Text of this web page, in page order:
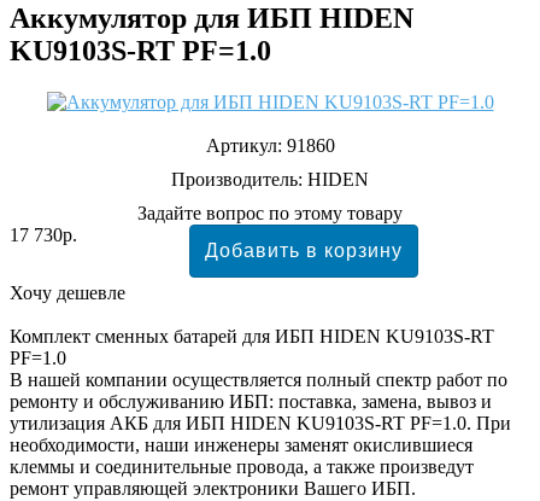
Аккумулятор для ИБП HIDEN
KU9103S-RT PF=1.0
Артикул: 91860
Производитель: HIDEN
Задайте вопрос по этому товару
17 730р.
Хочу дешевле
Комплект сменных батарей для ИБП HIDEN KU9103S-RT
PF=1.0
В нашей компании осуществляется полный спектр работ по
ремонту и обслуживанию ИБП: поставка, замена, вывоз и
утилизация АКБ для ИБП HIDEN KU9103S-RT PF=1.0. При
необходимости, наши инженеры заменят окислившиеся
клеммы и соединительные провода, а также произведут
ремонт управляющей электроники Вашего ИБП.